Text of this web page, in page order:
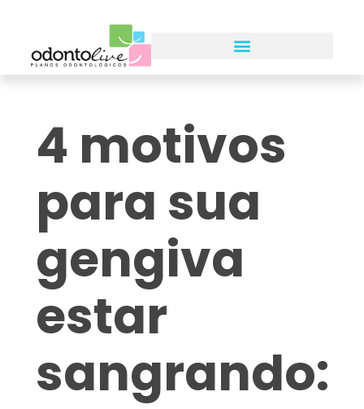
4 motivos
para sua
gengiva
estar
sangrando: